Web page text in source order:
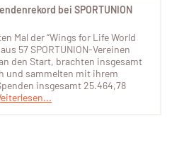
bei SPORTUNION
Mal der “Wings for Life World
57 SPORTUNION-Vereinen
den Start, brachten insgesamt
und sammelten mit ihrem
insgesamt 25.464,78